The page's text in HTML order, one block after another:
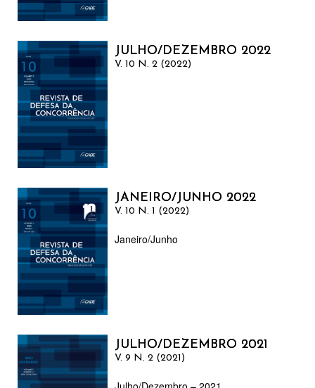
JULHO/DEZEMBRO 2022
V. 10 N. 2 (2022)
JANEIRO/JUNHO 2022
V. 10 N. 1 (2022)
Janeiro/Junho
JULHO/DEZEMBRO 2021
V. 9 N. 2 (2021)